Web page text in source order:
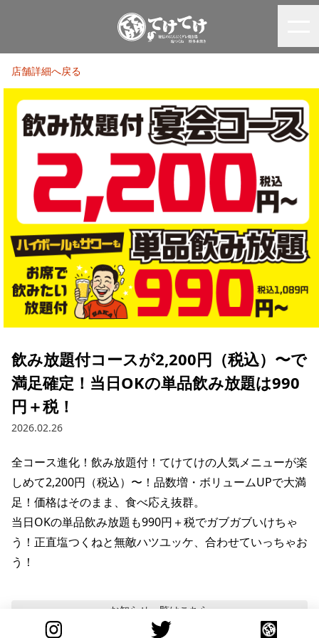
店舗詳細へ戻る
飲み放題付コースが2,200円（税込）〜で
満足確定！当日OKの単品飲み放題は990
円＋税！
2026.02.26
全コース進化！飲み放題付！てけてけの人気メニューが楽
しめて2,200円（税込）〜！品数増・ボリュームUPで大満
足！価格はそのまま、食べ応え抜群。
当日OKの単品飲み放題も990円＋税でガブガブいけちゃ
う！正直塩つくねと無敵ハツユッケ、合わせていっちゃお
う！
お知らせ一覧はこちら